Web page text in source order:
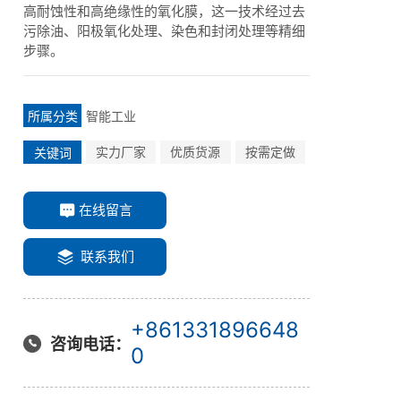
高耐蚀性和高绝缘性的氧化膜，这一技术经过去
污除油、阳极氧化处理、染色和封闭处理等精细
步骤。
所属分类 智能工业
关键词 实力厂家 优质货源 按需定做
在线留言
联系我们
咨询电话：
+861331896648
0